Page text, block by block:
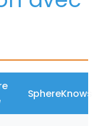
SphereKnows